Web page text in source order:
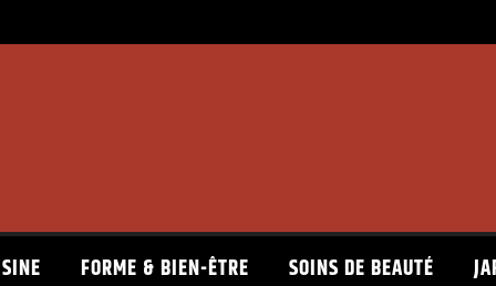
FORME & BIEN-ÊTRE SOINS DE BEAUTÉ